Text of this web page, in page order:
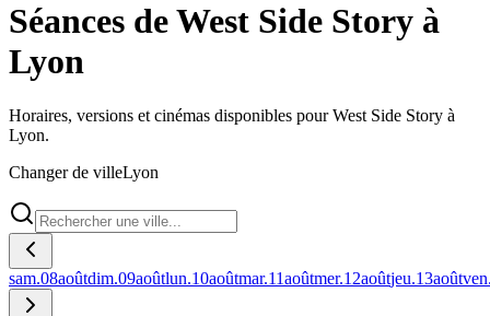
Séances de West Side Story à
Lyon
Horaires, versions et cinémas disponibles pour West Side Story à
Lyon.
Changer de villeLyon
sam.08aoûtdim.09aoûtlun.10aoûtmar.11aoûtmer.12aoûtjeu.13août